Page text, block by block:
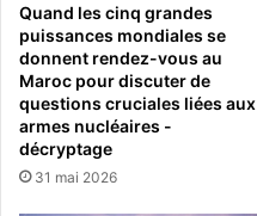
Quand les cinq grandes
puissances mondiales se
donnent rendez-vous au
Maroc pour discuter de
questions cruciales liées aux
armes nucléaires -
décryptage
31 mai 2026